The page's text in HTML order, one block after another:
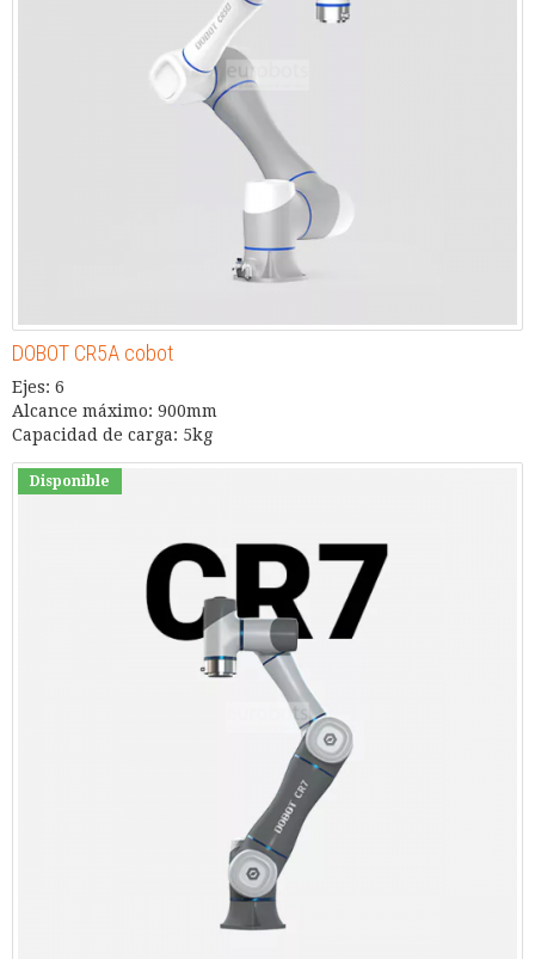
DOBOT CR5A cobot
Ejes: 6
Alcance máximo: 900mm
Capacidad de carga: 5kg
Disponible